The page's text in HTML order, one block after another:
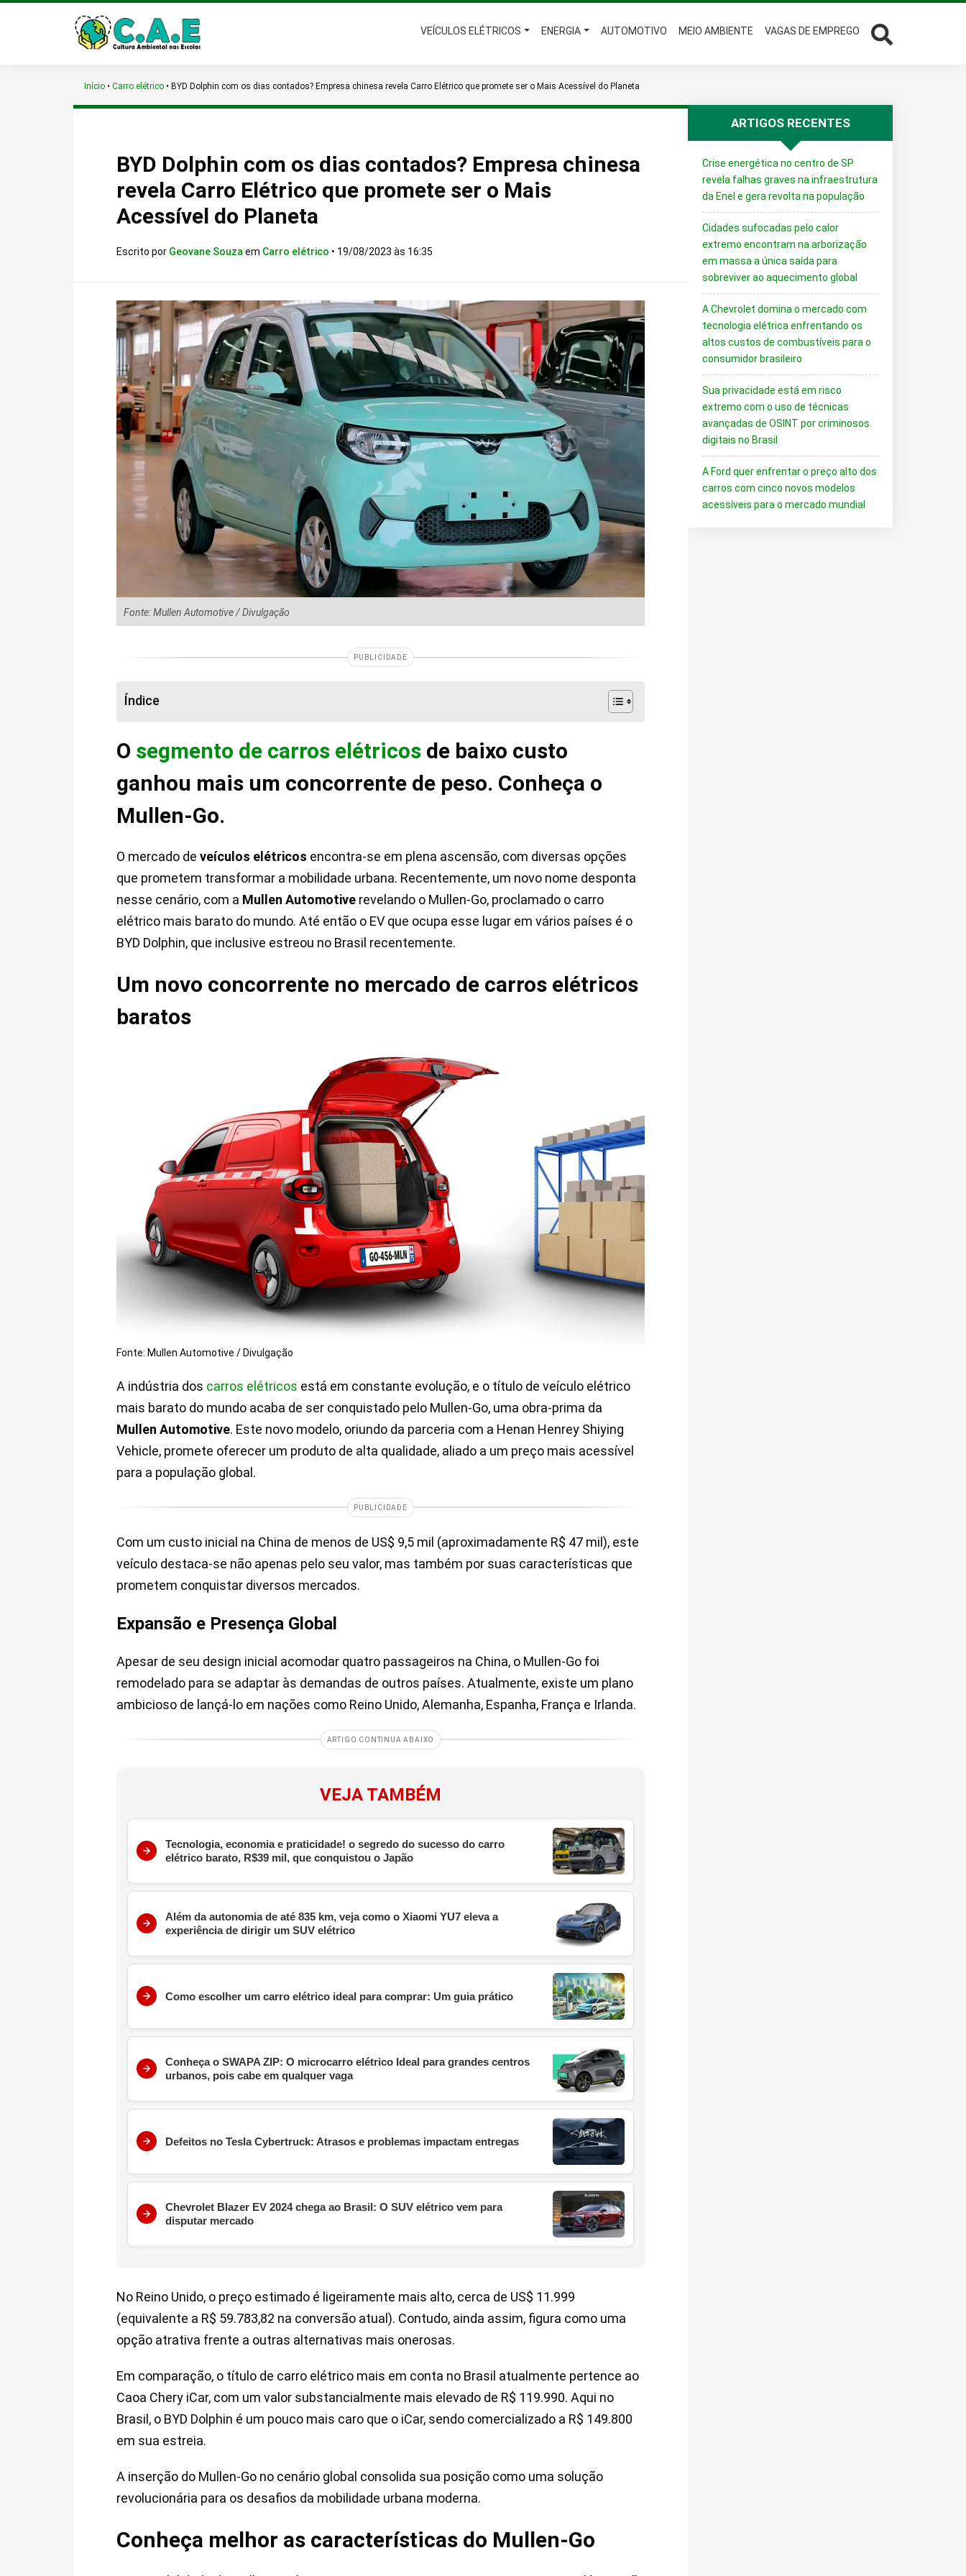
VEÍCULOS ELÉTRICOS ENERGIA AUTOMOTIVO MEIO AMBIENTE VAGAS DE EMPREGO
Início • Carro elétrico • BYD Dolphin com os dias contados? Empresa chinesa revela Carro Elétrico que promete ser o Mais Acessível do Planeta
BYD Dolphin com os dias contados? Empresa chinesa
revela Carro Elétrico que promete ser o Mais
Acessível do Planeta
Escrito por Geovane Souza em Carro elétrico • 19/08/2023 às 16:35
Fonte: Mullen Automotive / Divulgação
PUBLICIDADE
Índice
O segmento de carros elétricos de baixo custo
ganhou mais um concorrente de peso. Conheça o
Mullen-Go.
O mercado de veículos elétricos encontra-se em plena ascensão, com diversas opções
que prometem transformar a mobilidade urbana. Recentemente, um novo nome desponta
nesse cenário, com a Mullen Automotive revelando o Mullen-Go, proclamado o carro
elétrico mais barato do mundo. Até então o EV que ocupa esse lugar em vários países é o
BYD Dolphin, que inclusive estreou no Brasil recentemente.
Um novo concorrente no mercado de carros elétricos
baratos
Fonte: Mullen Automotive / Divulgação
A indústria dos carros elétricos está em constante evolução, e o título de veículo elétrico
mais barato do mundo acaba de ser conquistado pelo Mullen-Go, uma obra-prima da
Mullen Automotive. Este novo modelo, oriundo da parceria com a Henan Henrey Shiying
Vehicle, promete oferecer um produto de alta qualidade, aliado a um preço mais acessível
para a população global.
PUBLICIDADE
Com um custo inicial na China de menos de US$ 9,5 mil (aproximadamente R$ 47 mil), este
veículo destaca-se não apenas pelo seu valor, mas também por suas características que
prometem conquistar diversos mercados.
Expansão e Presença Global
Apesar de seu design inicial acomodar quatro passageiros na China, o Mullen-Go foi
remodelado para se adaptar às demandas de outros países. Atualmente, existe um plano
ambicioso de lançá-lo em nações como Reino Unido, Alemanha, Espanha, França e Irlanda.
ARTIGO CONTINUA ABAIXO
VEJA TAMBÉM
Tecnologia, economia e praticidade! o segredo do sucesso do carro
elétrico barato, R$39 mil, que conquistou o Japão
Além da autonomia de até 835 km, veja como o Xiaomi YU7 eleva a
experiência de dirigir um SUV elétrico
Como escolher um carro elétrico ideal para comprar: Um guia prático
Conheça o SWAPA ZIP: O microcarro elétrico Ideal para grandes centros
urbanos, pois cabe em qualquer vaga
Defeitos no Tesla Cybertruck: Atrasos e problemas impactam entregas
Chevrolet Blazer EV 2024 chega ao Brasil: O SUV elétrico vem para
disputar mercado
No Reino Unido, o preço estimado é ligeiramente mais alto, cerca de US$ 11.999
(equivalente a R$ 59.783,82 na conversão atual). Contudo, ainda assim, figura como uma
opção atrativa frente a outras alternativas mais onerosas.
Em comparação, o título de carro elétrico mais em conta no Brasil atualmente pertence ao
Caoa Chery iCar, com um valor substancialmente mais elevado de R$ 119.990. Aqui no
Brasil, o BYD Dolphin é um pouco mais caro que o iCar, sendo comercializado a R$ 149.800
em sua estreia.
A inserção do Mullen-Go no cenário global consolida sua posição como uma solução
revolucionária para os desafios da mobilidade urbana moderna.
Conheça melhor as características do Mullen-Go
ARTIGOS RECENTES
Crise energética no centro de SP
revela falhas graves na infraestrutura
da Enel e gera revolta na população
Cidades sufocadas pelo calor
extremo encontram na arborização
em massa a única saída para
sobreviver ao aquecimento global
A Chevrolet domina o mercado com
tecnologia elétrica enfrentando os
altos custos de combustíveis para o
consumidor brasileiro
Sua privacidade está em risco
extremo com o uso de técnicas
avançadas de OSINT por criminosos
digitais no Brasil
A Ford quer enfrentar o preço alto dos
carros com cinco novos modelos
acessíveis para o mercado mundial